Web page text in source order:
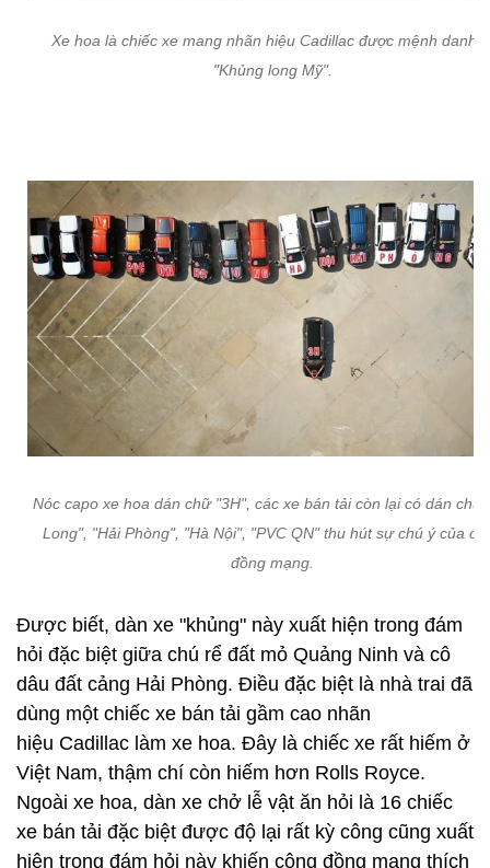
Xe hoa là chiếc xe mang nhãn hiệu Cadillac được mệnh danh
"Khủng long Mỹ".
Nóc capo xe hoa dán chữ "3H", các xe bán tải còn lại có dán chữ
Long", "Hải Phòng", "Hà Nội", "PVC QN" thu hút sự chú ý của
đồng mạng.
Được biết, dàn xe "khủng" này xuất hiện trong đám
hỏi đặc biệt giữa chú rể đất mỏ Quảng Ninh và cô
dâu đất cảng Hải Phòng. Điều đặc biệt là nhà trai đã
dùng một chiếc xe bán tải gầm cao nhãn
hiệu Cadillac làm xe hoa. Đây là chiếc xe rất hiếm ở
Việt Nam, thậm chí còn hiếm hơn Rolls Royce.
Ngoài xe hoa, dàn xe chở lễ vật ăn hỏi là 16 chiếc
xe bán tải đặc biệt được độ lại rất kỳ công cũng xuất
hiện trong đám hỏi này khiến cộng đồng mạng thích